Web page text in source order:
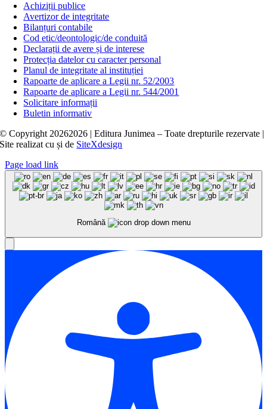
Achiziții publice
Avertizor de integritate
Bilanțuri contabile
Cod etic/deontologic/de conduită
Declarații de avere și de interese
Protecția datelor cu caracter personal
Planul de integritate al instituției
Rapoarte de aplicare a Legii nr. 52/2003
Rapoarte de aplicare a Legii nr. 544/2001
Solicitare informații
Buletin informativ
© Copyright 20262026 | Editura Junimea – Toate drepturile rezervate |
Site realizat cușide SiteXdesign
Page load link
Română